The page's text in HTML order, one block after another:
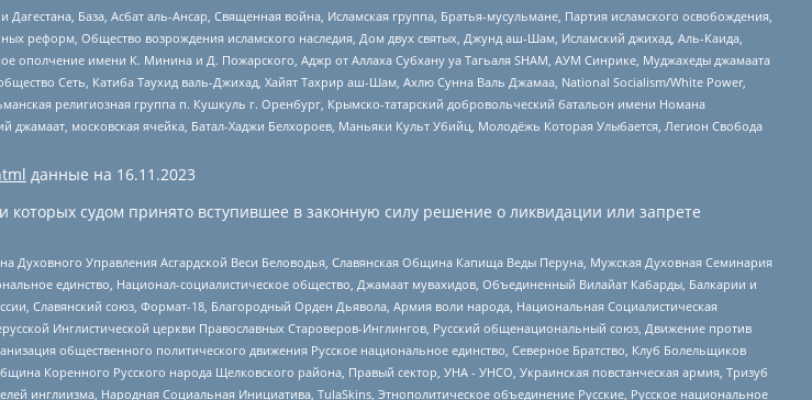
База, Асбат аль-Ансар, Священная война, Исламская группа, Братья-мусульмане, Партия исламского освобождения,
реформ, Общество возрождения исламского наследия, Дом двух святых, Джунд аш-Шам, Исламский джихад, Аль-Каида,
ополчение имени К. Минина и Д. Пожарского, Аджр от Аллаха Субхану уа Тагьаля SHAM, АУМ Синрике, Муджахеды джамаата
Сеть, Катиба Таухид валь-Джихад, Хайят Тахрир аш-Шам, Ахлю Сунна Валь Джамаа, National Socialism/White Power,
религиозная группа п. Кушкуль г. Оренбург, Крымско-татарский добровольческий батальон имени Номана
московская ячейка, Батал-Хаджи Белхороев, Маньяки Культ Убийц, Молодёжь Которая Улыбается, Легион Свобода
данные на 16.11.2023
судом принято вступившее в законную силу решение о ликвидации или запрете
Управления Асгардской Веси Беловодья, Славянская Община Капища Веды Перуна, Мужская Духовная Семинария
единство, Национал-социалистическое общество, Джамаат мувахидов, Объединенный Вилайат Кабарды, Балкарии и
Славянский союз, Формат-18, Благородный Орден Дьявола, Армия воли народа, Национальная Социалистическая
Инглистической церкви Православных Староверов-Инглингов, Русский общенациональный союз, Движение против
общественного политического движения Русское национальное единство, Северное Братство, Клуб Болельщиков
Коренного Русского народа Щелковского района, Правый сектор, УНА - УНСО, Украинская повстанческая армия, Тризуб
инглиизма, Народная Социальная Инициатива, TulaSkins, Этнополитическое объединение Русские, Русское национальное